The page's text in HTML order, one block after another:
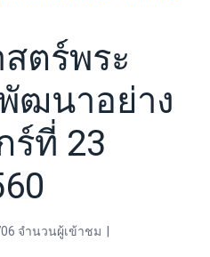
สตร์พระ
ฒนาอย่าง
ร์ที่ 23
จำนวนผู้เข้าชม